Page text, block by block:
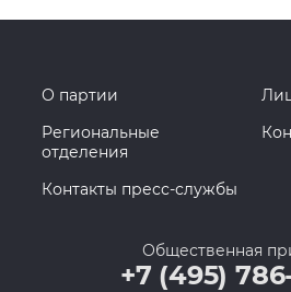
О партии
Региональные
отделения
Контакты пресс-службы
Общественная
+7 (495)